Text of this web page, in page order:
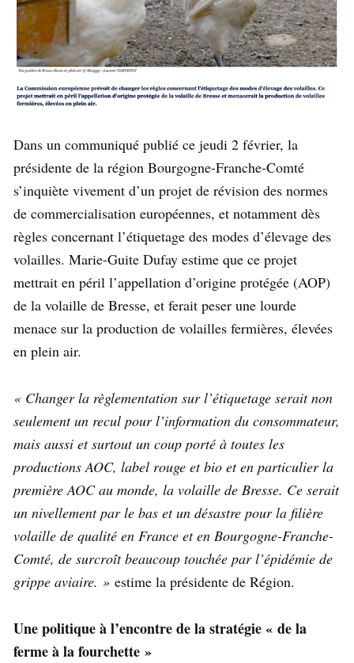
Dans un communiqué publié ce jeudi 2 février, la
présidente de la région Bourgogne-Franche-Comté
s’inquiète vivement d’un projet de révision des normes
de commercialisation européennes, et notamment dès
règles concernant l’étiquetage des modes d’élevage des
volailles. Marie-Guite Dufay estime que ce projet
mettrait en péril l’appellation d’origine protégée (AOP)
de la volaille de Bresse, et ferait peser une lourde
menace sur la production de volailles fermières, élevées
en plein air.
« Changer la règlementation sur l’étiquetage serait non
seulement un recul pour l’information du consommateur,
mais aussi et surtout un coup porté à toutes les
productions AOC, label rouge et bio et en particulier la
première AOC au monde, la volaille de Bresse. Ce serait
un nivellement par le bas et un désastre pour la filière
volaille de qualité en France et en Bourgogne-Franche-
Comté, de surcroît beaucoup touchée par l’épidémie de
grippe aviaire. » estime la présidente de Région.
Une politique à l’encontre de la stratégie « de la
ferme à la fourchette »